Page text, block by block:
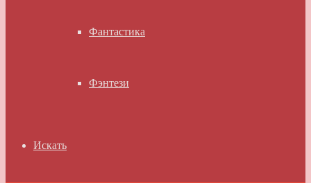
Фантастика
Фэнтези
Искать